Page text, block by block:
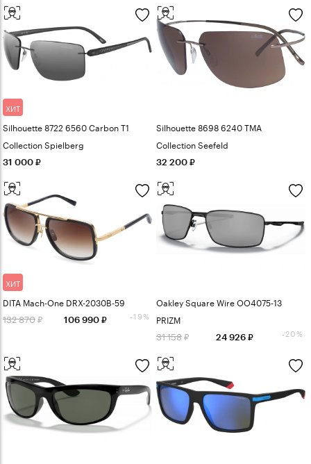
ХИТ
Silhouette 8722 6560 Carbon T1
Collection Spielberg
31 000
Silhouette 8698 6240 TMA
Collection Seefeld
32 200
ХИТ
DITA Mach-One DRX-2030B-59
132 870 106 990 -19%
Oakley Square Wire OO4075-13
PRIZM
31 158 24 926 -20%